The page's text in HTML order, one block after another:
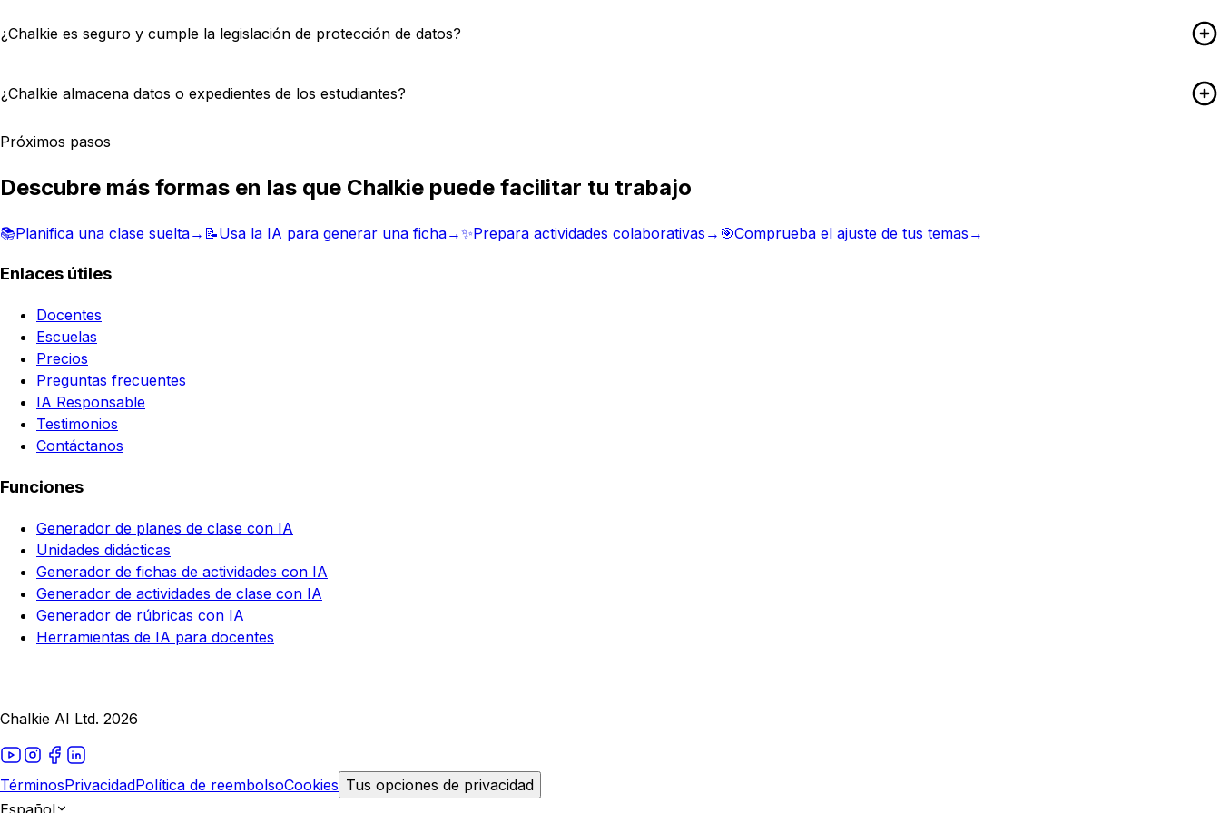
¿Chalkie es seguro y cumple la legislación de protección de datos?
¿Chalkie almacena datos o expedientes de los estudiantes?
Próximos pasos
Descubre más formas en las que Chalkie puede facilitar tu trabajo
📚Planifica una clase suelta→ 📝Usa la IA para generar una ficha→✨Prepara actividades colaborativas → 🎯Comprueba el ajuste de tus temas →
Enlaces útiles
Docentes
Escuelas
Precios
Preguntas frecuentes
IA Responsable
Testimonios
Contáctanos
Funciones
Generador de planes de clase con IA
Unidades didácticas
Generador de fichas de actividades con IA
Generador de actividades de clase con IA
Generador de rúbricas con IA
Herramientas de IA para docentes
Chalkie AI Ltd. 2026
TérminosPrivacidadPolítica de reembolsoCookies Tus opciones de privacidad
Español